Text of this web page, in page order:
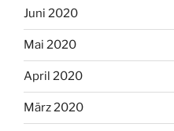
Juni 2020
Mai 2020
April 2020
März 2020